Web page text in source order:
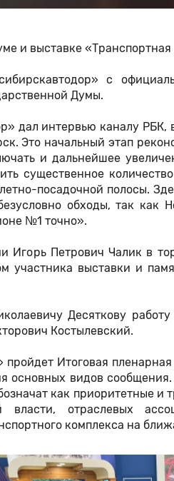
и выставке «Транспортная
с
Думы.
дал интервью каналу РБК,
Это начальный этап
и дальнейшее
существенное
посадочной полосы.
обходы, так как
№1 точно».
Игорь Петрович Чалик в
выставки и
Десяткову
Костылевский.
Итоговая пленарная
основных видов
как приоритетные
отраслевых
комплекса на